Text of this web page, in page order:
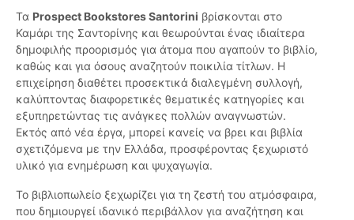
Τα Prospect Bookstores Santorini βρίσκονται στο
Καμάρι της Σαντορίνης και θεωρούνται ένας ιδιαίτερα
δημοφιλής προορισμός για άτομα που αγαπούν το βιβλίο,
καθώς και για όσους αναζητούν ποικιλία τίτλων. Η
επιχείρηση διαθέτει προσεκτικά διαλεγμένη συλλογή,
καλύπτοντας διαφορετικές θεματικές κατηγορίες και
εξυπηρετώντας τις ανάγκες πολλών αναγνωστών.
Εκτός από νέα έργα, μπορεί κανείς να βρει και βιβλία
σχετιζόμενα με την Ελλάδα, προσφέροντας ξεχωριστό
υλικό για ενημέρωση και ψυχαγωγία.
Το βιβλιοπωλείο ξεχωρίζει για τη ζεστή του ατμόσφαιρα,
που δημιουργεί ιδανικό περιβάλλον για αναζήτηση και